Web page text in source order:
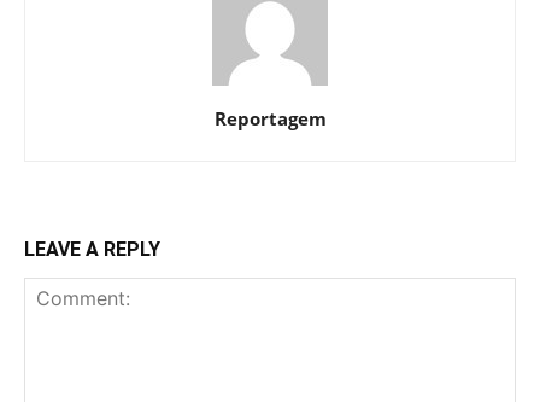
Reportagem
LEAVE A REPLY